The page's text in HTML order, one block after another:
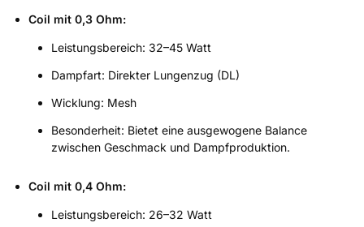
Coil mit 0,3 Ohm:
Leistungsbereich: 32–45 Watt
Dampfart: Direkter Lungenzug (DL)
Wicklung: Mesh
Besonderheit: Bietet eine ausgewogene Balance
zwischen Geschmack und Dampfproduktion.
Coil mit 0,4 Ohm:
Leistungsbereich: 26–32 Watt